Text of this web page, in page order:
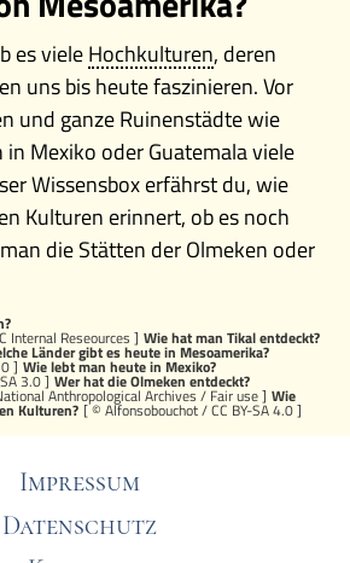
es vieleHochkulturen, deren
uns bis heute faszinieren. Vor
und ganze Ruinenstädte wie
in Mexiko oder Guatemala viele
Wissensbox erfährst du, wie
Kulturen erinnert, ob es noch
die Stätten der Olmeken oder
Internal Reseources ] Wie hat man Tikal entdeckt?
Länder gibt es heute in Mesoamerika?
] Wie lebt man heute in Mexiko?
3.0] Wer hat die Olmeken entdeckt?
Anthropological Archives / Fair use ] Wie
Kulturen? [ © Alfonsobouchot/CC BY-SA 4.0]
Impressum
Datenschutz